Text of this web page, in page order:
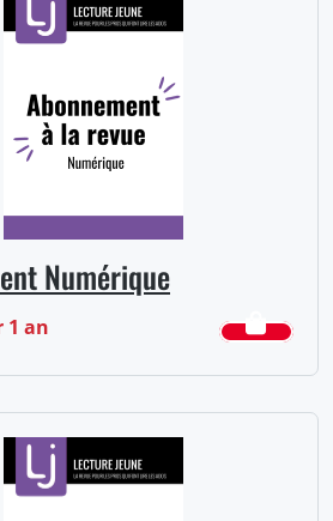
à
Numérique
1 an